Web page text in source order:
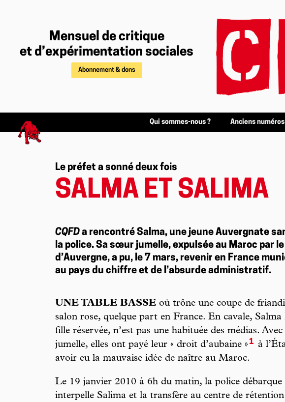
Mensuel de critique
et d’expérimentation sociales
Abonnement & dons
Qui sommes-nous ? Anciens numéros
Le préfet a sonné deux fois
SALMA ET SALIMA
CQFD a rencontré Salma, une jeune Auvergnate
la police. Sa sœur jumelle, expulsée au Maroc par
d’Auvergne, a pu, le 7 mars, revenir en France
au pays du chiffre et de l’absurde administratif.
UNE TABLE BASSE où trône une coupe de
salon rose, quelque part en France. En cavale,
fille réservée, n’est pas une habituée des médias.
jumelle, elles ont payé leur « droit d’aubaine »1
à
avoir eu la mauvaise idée de naître au Maroc.
Le 19 janvier 2010 à 6h du matin, la police débarque
interpelle Salima et la transfère au centre de